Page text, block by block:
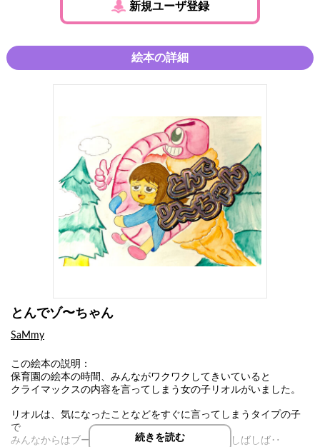
新規ユーザ登録
絵本の詳細
とんでゾ〜ちゃん
SaMmy
この絵本の説明：
保育園の絵本の時間、みんながワクワクしてきいていると
クライマックスの内容を言ってしまう女の子リオルがいました。
リオルは、気になったことなどをすぐに言ってしまうタイプの子
で
みんなからはブーブーと文句を言われることも、しばしば‥
続きを読む